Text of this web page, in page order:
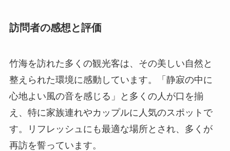
訪問者の感想と評価
竹海を訪れた多くの観光客は、その美しい自然と
整えられた環境に感動しています。「静寂の中に
心地よい風の音を感じる」と多くの人が口を揃
え、特に家族連れやカップルに人気のスポットで
す。リフレッシュにも最適な場所とされ、多くが
再訪を誓っています。